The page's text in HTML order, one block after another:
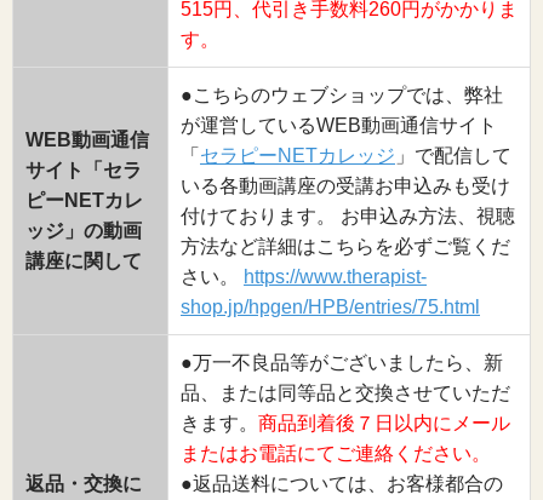
515円、代引き手数料260円がかかりま
す。
WEB動画通信
サイト「セラ
ピーNETカレ
ッジ」の動画
講座に関して
●こちらのウェブショップでは、弊社
が運営しているWEB動画通信サイト
「 セラピーNETカレッジ 」で配信して
いる各動画講座の受講お申込みも受け
付けております。 お申込み方法、視聴
方法など詳細はこちらを必ずご覧くだ
さい。
https://www.therapist-
shop.jp/hpgen/HPB/entries/75.html
返品・交換に
●万一不良品等がございましたら、新
品、または同等品と交換させていただ
きます。 商品到着後７日以内にメール
またはお電話にてご連絡ください。
●返品送料については、お客様都合の